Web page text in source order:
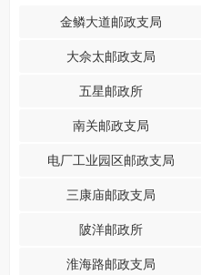
金鳞大道邮政支局
大佘太邮政支局
五星邮政所
南关邮政支局
电厂工业园区邮政支局
三康庙邮政支局
陂洋邮政所
淮海路邮政支局